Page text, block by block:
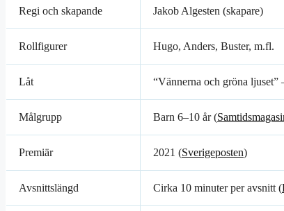
Regi och skapande Jakob Algesten (skapare)
Rollfigurer Hugo, Anders, Buster, m.fl.
Låt “Vännerna och gröna ljuset”
Målgrupp Barn 6–10 år (
Premiär 2021 (Sverigeposten)
Avsnittslängd Cirka 10 minuter per avsnitt (